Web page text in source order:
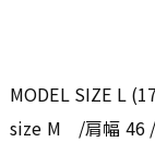
MODEL SIZE L
size M /肩幅 46